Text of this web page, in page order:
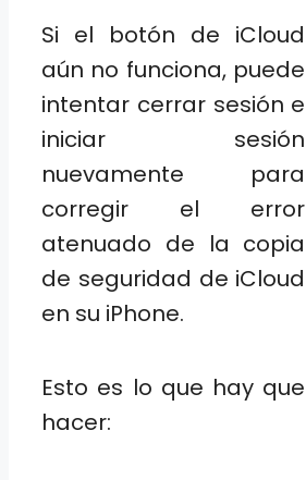
Si el botón de iCloud
aún no funciona, puede
intentar cerrar sesión e
iniciar sesión
nuevamente para
corregir el error
atenuado de la copia
de seguridad de iCloud
en su iPhone.
Esto es lo que hay que
hacer: